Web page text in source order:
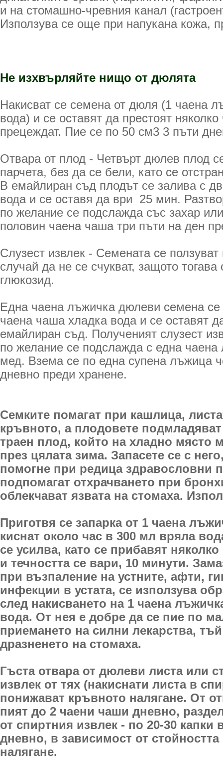
и на стомашно-чревния канал
Използува се още при напукана кожа,
Не изхвърляйте нищо от дюлята
Накисват се семена от дюля (1 чаена
вода) и се оставят да престоят
прецеждат. Пие се по 50 см3 3 пъти
Отвара от плод - Четвърт дюлев плод
парчета, без да се бели, като се
В емайлиран съд плодът се залива с
вода и се оставя да ври 25 мин.
по желание се подслажда със захар
половин чаена чаша три пъти на ден
Слузест извлек - Семената се
случай да не се счукват, защото тогава
глюкозид.
Една чаена лъжичка дюлеви семена се
чаена чаша хладка вода и се оставят
емайлиран съд. Полученият слузест
по желание се подслажда с една чаена
мед. Взема се по една супена лъжица
дневно преди хранене.
Семките помагат при кашлица,
кръвното, а плодовете
траен плод, който на хладно място
през цялата зима. Запасете се с
помогне при редица здравословни
подпомагат отхрачването при
облекчават язвата на стомаха.
Приготвя се запарка от 1 чаена
киснат около час в 300 мл вряла
се усилва, като се прибавят
и течността се вари, 10 минути.
при възпаление на устните, афти,
инфекции в устата, се използува
след накисването на 1 чаена
вода. От нея е добре да се пие по
приемането на силни лекарства,
дразненето на стомаха.
Гъста отвара от дюлеви листа или
извлек от тях (накиснати листа в
понижават кръвното налягане. От
пият до 2 чаени чаши дневно,
от спиртния извлек - по 20-30 капки
дневно, в зависимост от
налягане.